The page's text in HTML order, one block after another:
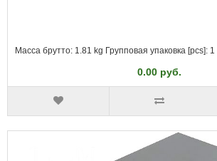
Масса брутто: 1.81 kg Групповая упаковка [pcs]: 1 ..
0.00 руб.